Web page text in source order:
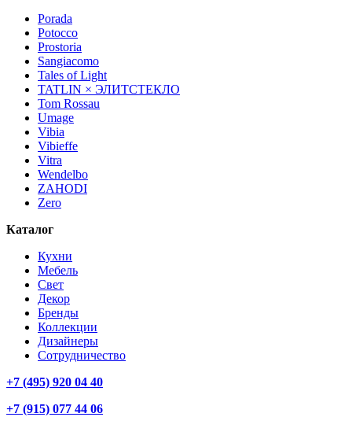
Porada
Potocco
Prostoria
Sangiacomo
Tales of Light
TATLIN × ЭЛИТСТЕКЛО
Tom Rossau
Umage
Vibia
Vibieffe
Vitra
Wendelbo
ZAHODI
Zero
Каталог
Кухни
Мебель
Свет
Декор
Бренды
Коллекции
Дизайнеры
Сотрудничество
+7 (495) 920 04 40
+7 (915) 077 44 06